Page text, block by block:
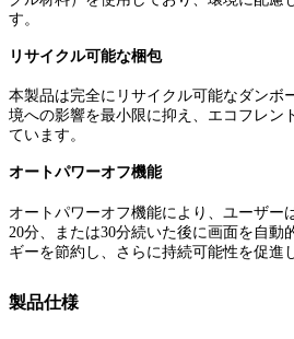
す。
リサイクル可能な梱包
本製品は完全にリサイクル可能なダンボ
境への影響を最小限に抑え、エコフレン
ています。
オートパワーオフ機能
オートパワーオフ機能により、ユーザー
20分、または30分続いた後に画面を自動
ギーを節約し、さらに持続可能性を促進
製品仕様